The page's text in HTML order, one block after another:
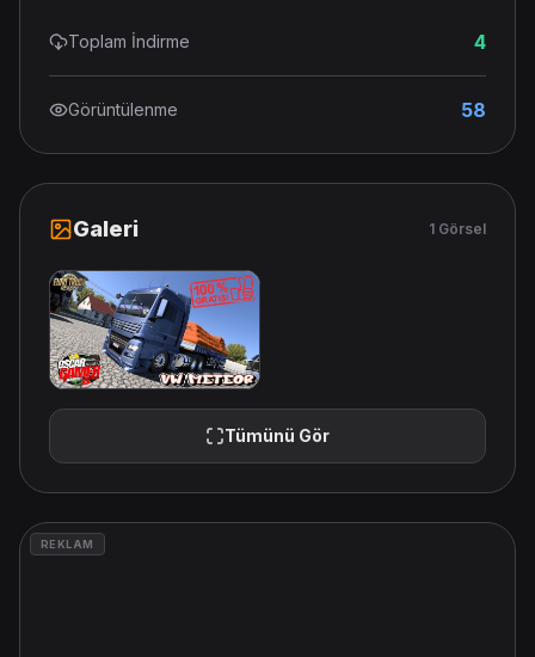
Toplam İndirme 4
Görüntülenme 58
Galeri 1 Görsel
Tümünü Gör
REKLAM